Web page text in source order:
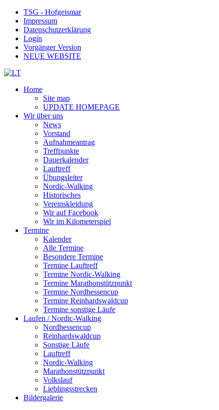
TSG - Hofgeismar
Impressum
Datenschutzerklärung
Login
Vorgänger Version
NEUE WEBSITE
Home
Site map
UPDATE HOMEPAGE
Wir über uns
News
Vorstand
Aufnahmeantrag
Treffpunkte
Dauerkalender
Lauftreff
Übungsleiter
Nordic-Walking
Historisches
Vereinskleidung
Wir auf Facebook
Wir im Kilometerspiel
Termine
Kalender
Alle Termine
Besondere Termine
Termine Lauftreff
Termine Nordic-Walking
Termine Marathonstützpunkt
Termine Nordhessencup
Termine Reinhardswaldcup
Termine sonstige Läufe
Laufen / Nordic-Walking
Nordhessencup
Reinhardswaldcup
Sonstige Läufe
Lauftreff
Nordic-Walking
Marathonstützpunkt
Volkslauf
Lieblingsstrecken
Bildergalerie